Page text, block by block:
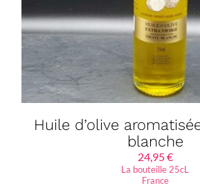
Huile d’olive
blanche
24,95€
La bouteille 25cL
France